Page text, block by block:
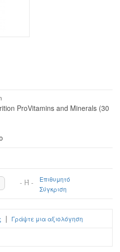
ProVitamins and Minerals (30
- Ή -
Επιθυμητό
Σύγκριση
| Γράψτε μια αξιολόγηση